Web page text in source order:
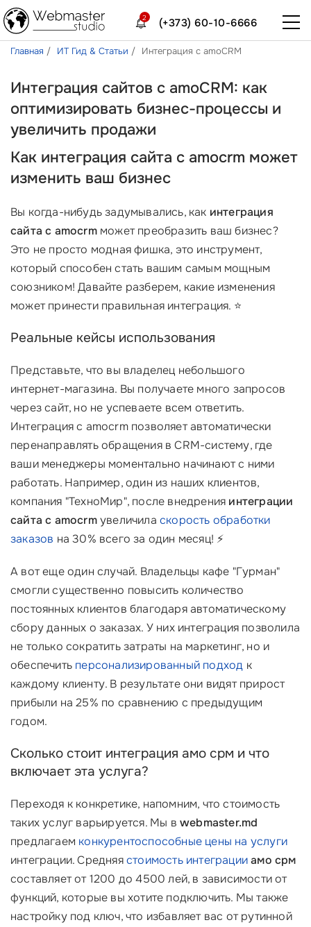
(+373) 60-10-6666
2
Главная ИТ Гид & Статьи Интеграция с amoCRM
Интеграция сайтов с amoCRM: как
оптимизировать бизнес-процессы и
увеличить продажи
Как интеграция сайта с amocrm может
изменить ваш бизнес
Вы когда-нибудь задумывались, как интеграция
сайта с amocrmможет преобразить ваш бизнес?
Это не просто модная фишка, это инструмент,
который способен стать вашим самым мощным
союзником! Давайте разберем, какие изменения
может принести правильная интеграция. ⭐
Реальные кейсы использования
Представьте, что вы владелец небольшого
интернет-магазина. Вы получаете много запросов
через сайт, но не успеваете всем ответить.
Интеграция с amocrm позволяет автоматически
перенаправлять обращения в CRM-систему, где
ваши менеджеры моментально начинают с ними
работать. Например, один из наших клиентов,
компания "ТехноМир", после внедрения интеграции
сайта с amocrmувеличиласкорость обработки
заказов на 30% всего за один месяц! ⚡️
А вот еще один случай. Владельцы кафе "Гурман"
смогли существенно повысить количество
постоянных клиентов благодаря автоматическому
сбору данных о заказах. У них интеграция позволила
не только сократить затраты на маркетинг, но и
обеспечить персонализированный подход к
каждому клиенту. В результате они видят прирост
прибыли на 25% по сравнению с предыдущим
годом.
Сколько стоит интеграция амо срм и что
включает эта услуга?
Переходя к конкретике, напомним, что стоимость
таких услуг варьируется. Мы в webmaster.md
предлагаем конкурентоспособные цены на услуги
интеграции. Средняястоимость интеграции амо срм
составляет от 1200 до 4500 лей, в зависимости от
функций, которые вы хотите подключить. Мы также
настройку под ключ, что избавляет вас от рутинной